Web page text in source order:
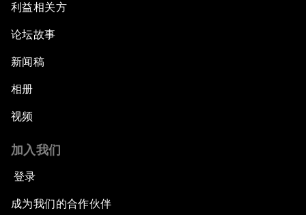
利益相关方
论坛故事
新闻稿
相册
视频
加入我们
登录
成为我们的合作伙伴